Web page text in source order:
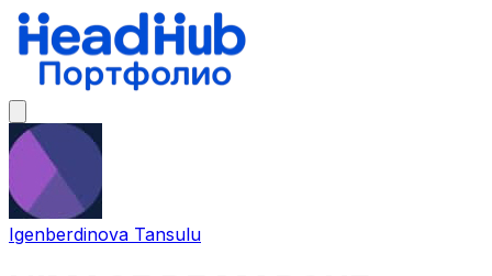
Igenberdinova Tansulu